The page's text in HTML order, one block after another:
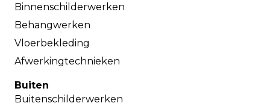
Binnenschilderwerken
Behangwerken
Vloerbekleding
Afwerkingtechnieken
Buiten
Buitenschilderwerken